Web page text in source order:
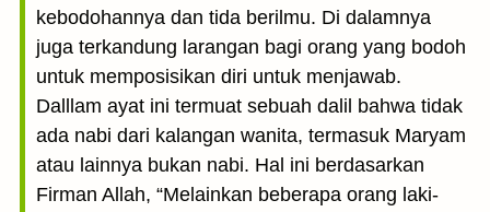
kebodohannya dan tida berilmu. Di dalamnya
juga terkandung larangan bagi orang yang bodoh
untuk memposisikan diri untuk menjawab.
Dalllam ayat ini termuat sebuah dalil bahwa tidak
ada nabi dari kalangan wanita, termasuk Maryam
atau lainnya bukan nabi. Hal ini berdasarkan
Firman Allah, “Melainkan beberapa orang laki-